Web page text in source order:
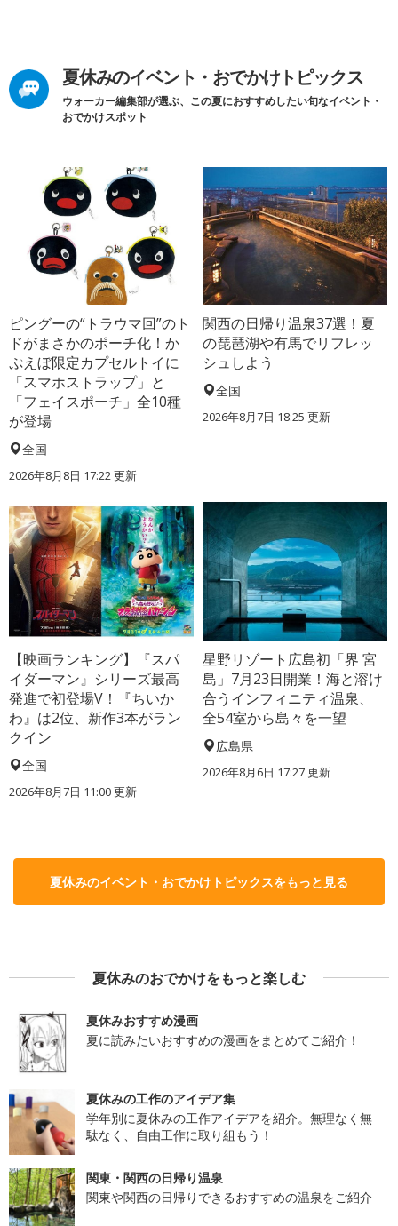
夏休みのイベント・おでかけトピックス
ウォーカー編集部が選ぶ、この夏におすすめしたい旬なイベント・
おでかけスポット
ピングーの“トラウマ回”のト
ドがまさかのポーチ化！か
ぷえぼ限定カプセルトイに
「スマホストラップ」と
「フェイスポーチ」全10種
が登場
全国
2026年8月8日 17:22更新
関西の日帰り温泉37選！夏
の琵琶湖や有馬でリフレッ
シュしよう
全国
2026年8月7日 18:25 更新
【映画ランキング】『スパ
イダーマン』シリーズ最高
発進で初登場V！『ちいか
わ』は2位、新作3本がラン
クイン
全国
2026年8月7日 11:00更新
星野リゾート広島初「界 宮
島」7月23日開業！海と溶け
合うインフィニティ温泉、
全54室から島々を一望
広島県
2026年8月6日 17:27更新
夏休みのイベント・おでかけトピックスをもっと見る
夏休みのおでかけをもっと楽しむ
夏休みおすすめ漫画
夏に読みたいおすすめの漫画をまとめてご紹介！
夏休みの工作のアイデア集
学年別に夏休みの工作アイデアを紹介。無理なく無
駄なく、自由工作に取り組もう！
関東・関西の日帰り温泉
関東や関西の日帰りできるおすすめの温泉をご紹介